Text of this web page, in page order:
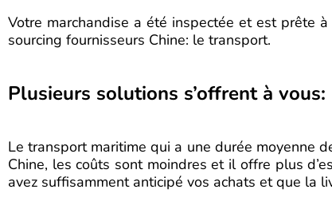
Votre marchandise a été inspectée et est prête
sourcing fournisseurs Chine: le transport.
Plusieurs solutions s’offrent à vous:
Le transport maritime qui a une durée moyenne
Chine, les coûts sont moindres et il offre plus
avez suffisamment anticipé vos achats et que la